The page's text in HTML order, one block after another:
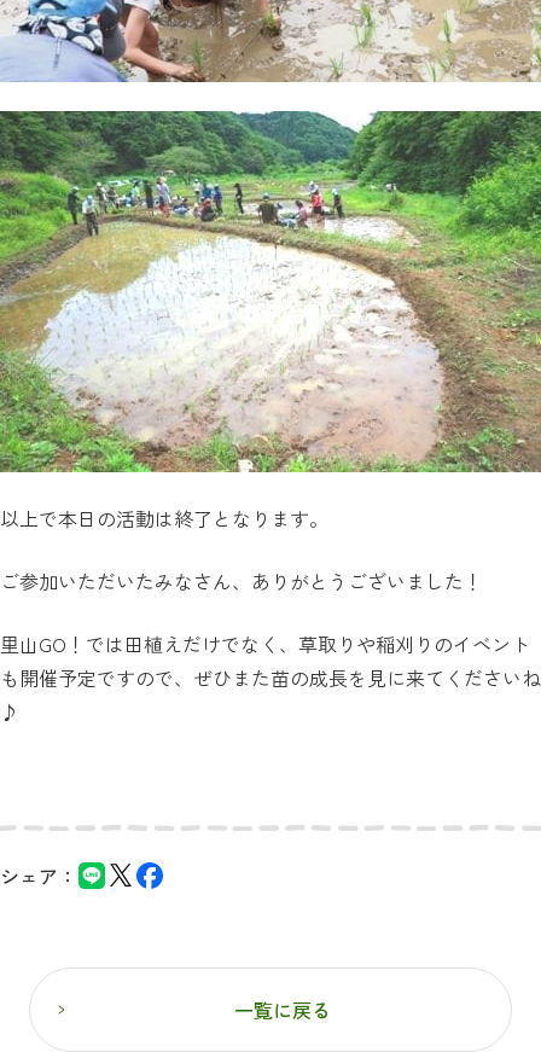
以上で本日の活動は終了となります。
ご参加いただいたみなさん、ありがとうございました！
里山GO！では田植えだけでなく、草取りや稲刈りのイベント
も開催予定ですので、ぜひまた苗の成長を見に来てくださいね
♪
シェア：
一覧に戻る